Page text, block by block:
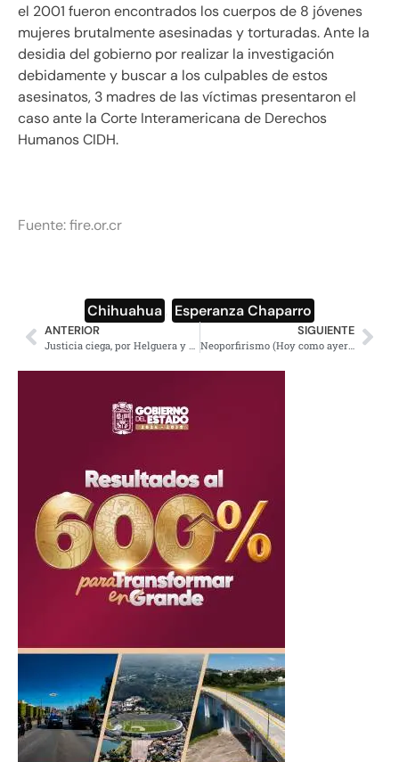
el 2001 fueron encontrados los cuerpos de 8 jóvenes
mujeres brutalmente asesinadas y torturadas. Ante la
desidia del gobierno por realizar la investigación
debidamente y buscar a los culpables de estos
asesinatos, 3 madres de las víctimas presentaron el
caso ante la Corte Interamericana de Derechos
Humanos CIDH.
Fuente:fire.or.cr
Chihuahua Esperanza Chaparro
ANTERIOR SIGUIENTE
Neoporfirismo (Hoy como ayer), AMLO anuncia su nuevo libro